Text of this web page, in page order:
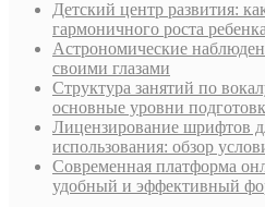
Детский центр развития:
гармоничного роста ребенка
Астрономические
своими глазами
Структура занятий по
основные уровни
Лицензирование шрифтов
использования: обзор
Современная платформа
удобный и эффективный